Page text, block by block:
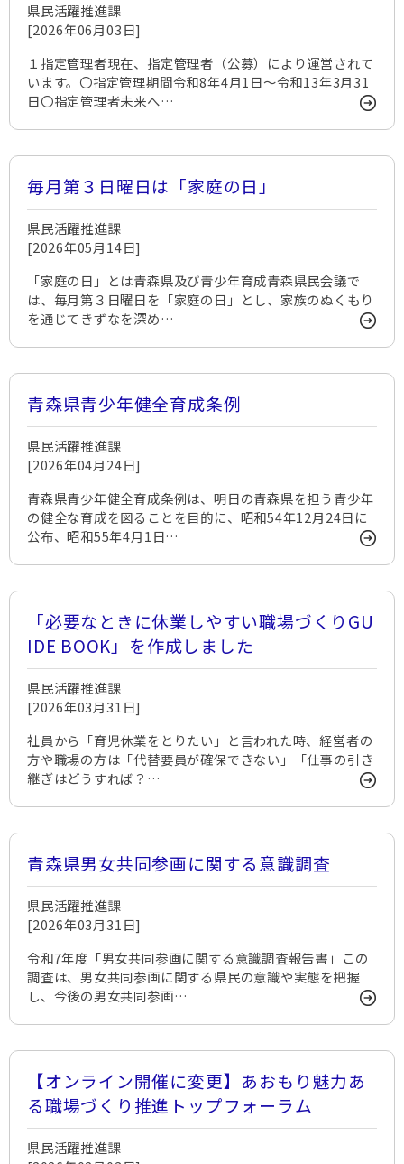
県民活躍推進課
[2026年06月03日]
１指定管理者現在、指定管理者（公募）により運営されて
います。〇指定管理期間令和8年4月1日～令和13年3月31
日〇指定管理者未来へ…
毎月第３日曜日は「家庭の日」
県民活躍推進課
[2026年05月14日]
「家庭の日」とは青森県及び青少年育成青森県民会議で
は、毎月第３日曜日を「家庭の日」とし、家族のぬくもり
を通じてきずなを深め…
青森県青少年健全育成条例
県民活躍推進課
[2026年04月24日]
青森県青少年健全育成条例は、明日の青森県を担う青少年
の健全な育成を図ることを目的に、昭和54年12月24日に
公布、昭和55年4月1日…
「必要なときに休業しやすい職場づくりGU
IDE BOOK」を作成しました
県民活躍推進課
[2026年03月31日]
社員から「育児休業をとりたい」と言われた時、経営者の
方や職場の方は「代替要員が確保できない」「仕事の引き
継ぎはどうすれば？…
青森県男女共同参画に関する意識調査
県民活躍推進課
[2026年03月31日]
令和7年度「男女共同参画に関する意識調査報告書」この
調査は、男女共同参画に関する県民の意識や実態を把握
し、今後の男女共同参画…
【オンライン開催に変更】あおもり魅力あ
る職場づくり推進トップフォーラム
県民活躍推進課